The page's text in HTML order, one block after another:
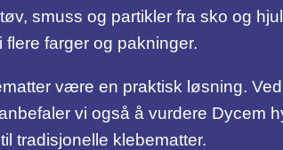
smuss og partikler fra sko og
farger og pakninger.
være en praktisk løsning.
vi også å vurdere Dycem
tradisjonelle klebematter.